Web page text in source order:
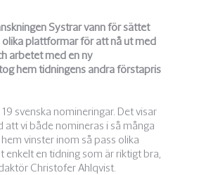
Systrar vann för sättet
plattformar för att nå ut med
arbetet med en ny
hem tidningens andra förstapris
svenska nomineringar. Det visar
att vi både nomineras i så många
vinster inom så pass olika
enkelt en tidning som är riktigt bra,
Christofer Ahlqvist.